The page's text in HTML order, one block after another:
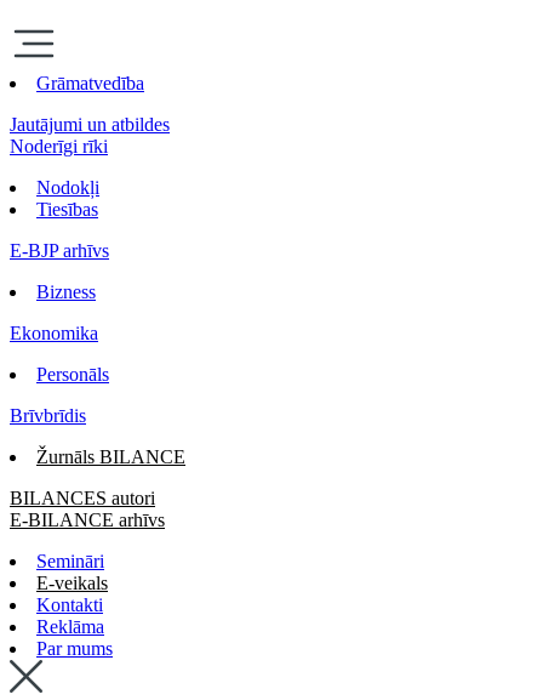
Grāmatvedība
Jautājumi un atbildes
Noderīgi rīki
Nodokļi
Tiesības
E-BJP arhīvs
Bizness
Ekonomika
Personāls
Brīvbrīdis
Žurnāls BILANCE
BILANCES autori
E-BILANCE arhīvs
Semināri
E-veikals
Kontakti
Reklāma
Par mums